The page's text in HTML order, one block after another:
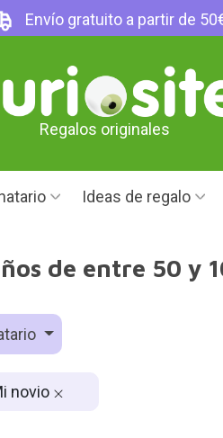
Envío gratuito a partir de
Regalos originales
Ideas de regalo
de entre 50 y
novio